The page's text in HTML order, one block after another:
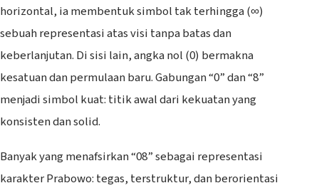
horizontal, ia membentuk simbol tak terhingga (∞)
sebuah representasi atas visi tanpa batas dan
keberlanjutan. Di sisi lain, angka nol (0) bermakna
kesatuan dan permulaan baru. Gabungan “0” dan “8”
menjadi simbol kuat: titik awal dari kekuatan yang
konsisten dan solid.
Banyak yang menafsirkan “08” sebagai representasi
karakter Prabowo: tegas, terstruktur, dan berorientasi